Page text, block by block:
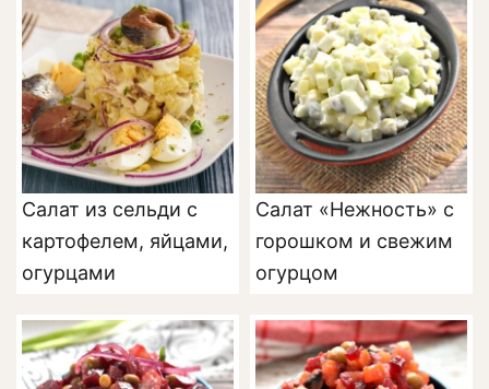
Салат из сельди с
картофелем, яйцами,
огурцами
Салат «Нежность» с
горошком и свежим
огурцом